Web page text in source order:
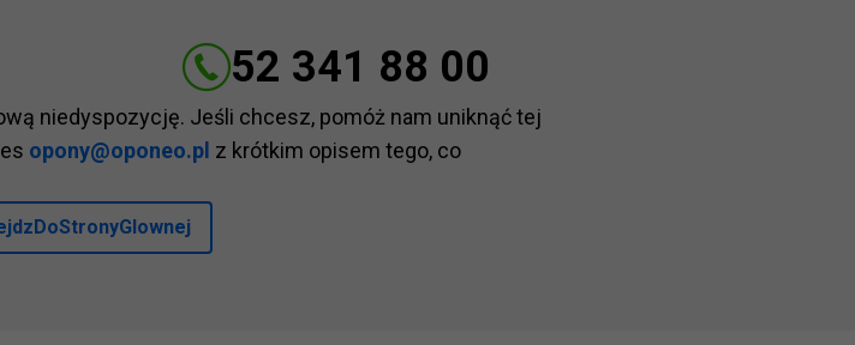
52 341 88 00
niedyspozycję. Jeśli chcesz, pomóż nam uniknąć tej
opony@oponeo.pl z krótkim opisem tego, co